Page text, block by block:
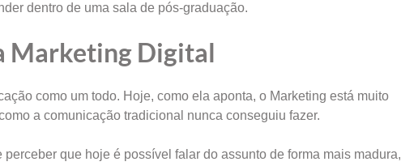
dentro de uma sala de pós-graduação.
Marketing Digital
como um todo. Hoje, como ela aponta, o Marketing está muito
a comunicação tradicional nunca conseguiu fazer.
que hoje é possível falar do assunto de forma mais madura,